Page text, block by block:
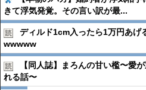
きて浮気発覚。その言い訳が最...
ディルド1cm入ったら1万円あげ
wwwww
【同人誌】まろんの甘い檻〜愛
れる話〜